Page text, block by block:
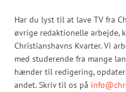
Har du lyst til at lave TV fra
øvrige redaktionelle arbejde,
Christianshavns Kvarter. Vi
med studerende fra mange
hænder til redigering,
andet. Skriv til os på